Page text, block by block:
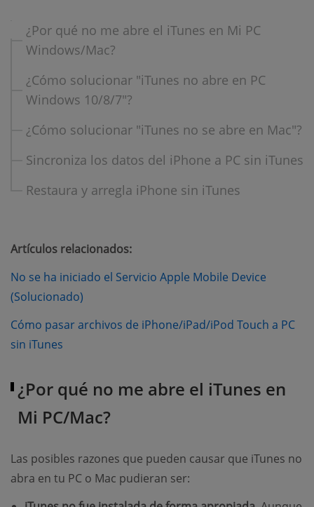
¿Por qué no me abre el iTunes en Mi PC
Windows/Mac?
¿Cómo solucionar "iTunes no abre en PC
Windows 10/8/7"?
¿Cómo solucionar "iTunes no se abre en Mac"?
Sincroniza los datos del iPhone a PC sin iTunes
Restaura y arregla iPhone sin iTunes
Artículos relacionados:
No se ha iniciado el Servicio Apple Mobile Device
(Solucionado)
Cómo pasar archivos de iPhone/iPad/iPod Touch a PC
sin iTunes
¿Por qué no me abre el iTunes en
Mi PC/Mac?
Las posibles razones que pueden causar que iTunes no
abra en tu PC o Mac pudieran ser: